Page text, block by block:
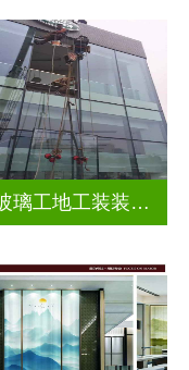
幕墙玻璃工地工装装饰玻璃